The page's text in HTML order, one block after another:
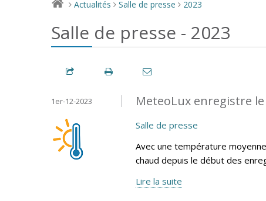
> Actualités > Salle de presse > 2023
Salle de presse - 2023
MeteoLux enregistre
1er-12-2023
Salle de presse
Avec une température
chaud depuis le début des
Lire la suite